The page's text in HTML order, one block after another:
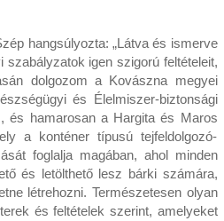
hangsúlyozta: „Látva és ismerve
igen szigorú feltételeit,
dolgozom a Kovászna megyei
és Élelmiszer-biztonsági
és hamarosan a Hargita és Maros
a konténer típusú tejfeldolgozó-
foglalja magában, ahol minden
és letölthető lesz bárki számára,
létrehozni. Természetesen olyan
és feltételek szerint, amelyeket